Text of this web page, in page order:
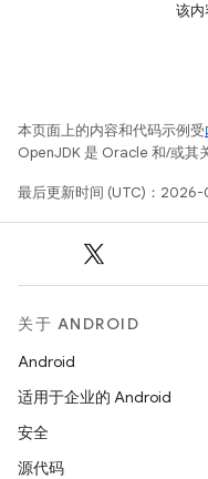
该内
本页面上的内容和代码示例受
OpenJDK 是 Oracle 和/或其
最后更新时间 (UTC)：2026-
关于 ANDROID
Android
适用于企业的 Android
安全
源代码